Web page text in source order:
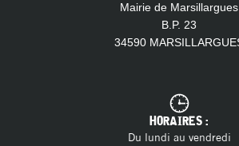
Mairie de Marsillargues
B.P. 23
34590
HORAIRES :
Du lundi au vendredi